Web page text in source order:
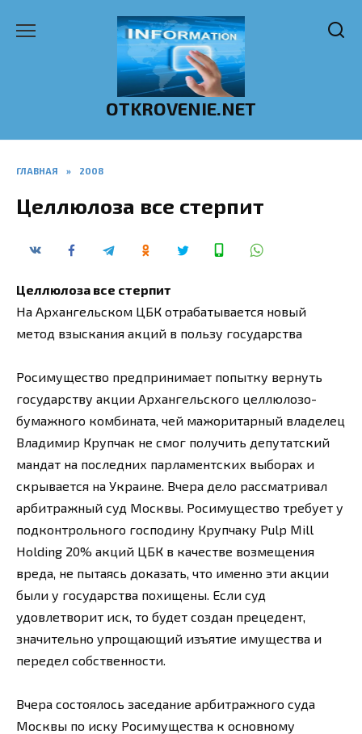
OTKROVENIE.NET
ГЛАВНАЯ » 2008
Целлюлоза все стерпит
Целлюлоза все стерпит
На Архангельском ЦБК отрабатывается новый
метод взыскания акций в пользу государства
Росимущество предпринимает попытку вернуть
государству акции Архангельского целлюлозо-
бумажного комбината, чей мажоритарный владелец
Владимир Крупчак не смог получить депутатский
мандат на последних парламентских выборах и
скрывается на Украине. Вчера дело рассматривал
арбитражный суд Москвы. Росимущество требует у
подконтрольного господину Крупчаку Pulp Mill
Holding 20% акций ЦБК в качестве возмещения
вреда, не пытаясь доказать, что именно эти акции
были у государства похищены. Если суд
удовлетворит иск, то будет создан прецедент,
значительно упрощающий изъятие имущества и
передел собственности.
Вчера состоялось заседание арбитражного суда
Москвы по иску Росимущества к основному